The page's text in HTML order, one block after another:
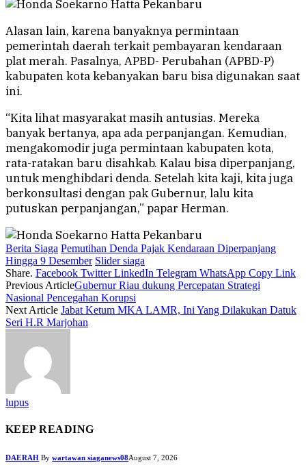
Alasan lain, karena banyaknya permintaan
pemerintah daerah terkait pembayaran kendaraan
plat merah. Pasalnya, APBD- Perubahan (APBD-P)
kabupaten kota kebanyakan baru bisa digunakan saat
ini.
“Kita lihat masyarakat masih antusias. Mereka
banyak bertanya, apa ada perpanjangan. Kemudian,
mengakomodir juga permintaan kabupaten kota,
rata-ratakan baru disahkab. Kalau bisa diperpanjang,
untuk menghibdari denda. Setelah kita kaji, kita juga
berkonsultasi dengan pak Gubernur, lalu kita
putuskan perpanjangan,” papar Herman.
Berita Siaga Pemutihan Denda Pajak Kendaraan Diperpanjang
Hingga 9 Desember Slider siaga
Share. Facebook Twitter LinkedIn Telegram WhatsApp Copy Link
Previous ArticleGubernur Riau dukung Percepatan Strategi
Nasional Pencegahan Korupsi
Next Article Jabat Ketum MKA LAMR, Ini Yang Dilakukan Datuk
Seri H.R Marjohan
lupus
KEEP READING
DAERAH By wartawan siaganews08August 7, 2026